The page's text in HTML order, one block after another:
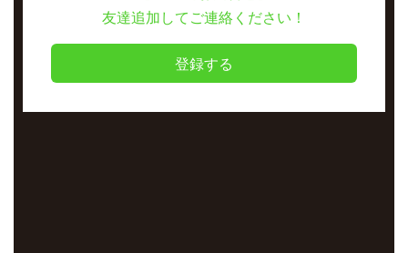
友達追加してご連絡ください！
登録する